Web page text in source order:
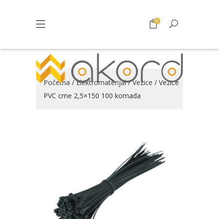
0
Početna /Elektromaterijal/Vezice / Vezice
PVC crne 2,5×150 100 komada